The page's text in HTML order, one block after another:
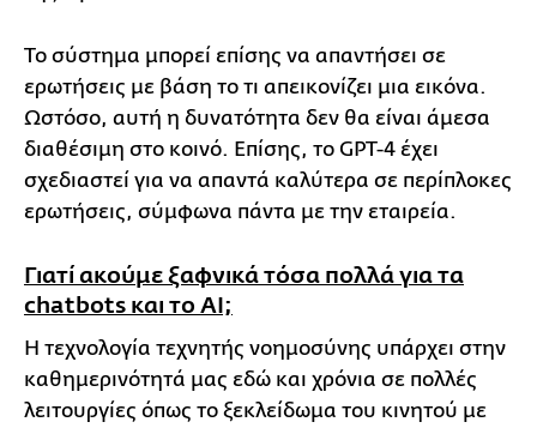
Το σύστημα μπορεί επίσης να απαντήσει σε
ερωτήσεις με βάση το τι απεικονίζει μια εικόνα.
Ωστόσο, αυτή η δυνατότητα δεν θα είναι άμεσα
διαθέσιμη στο κοινό. Επίσης, το GPT-4 έχει
σχεδιαστεί για να απαντά καλύτερα σε περίπλοκες
ερωτήσεις, σύμφωνα πάντα με την εταιρεία.
Γιατί ακούμε ξαφνικά τόσα πολλά για τα
chatbots και το ΑΙ;
Η τεχνολογία τεχνητής νοημοσύνης υπάρχει στην
καθημερινότητά μας εδώ και χρόνια σε πολλές
λειτουργίες όπως το ξεκλείδωμα του κινητού με